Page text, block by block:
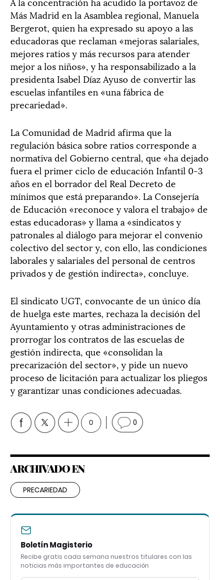
Más Madrid en la Asamblea regional, Manuela
Bergerot, quien ha expresado su apoyo a las
educadoras que reclaman «mejoras salariales,
mejores ratios y más recursos para atender
mejor a los niños», y ha responsabilizado a la
presidenta Isabel Díaz Ayuso de convertir las
escuelas infantiles en «una fábrica de
precariedad».
La Comunidad de Madrid afirma que la
regulación básica sobre ratios corresponde a
normativa del Gobierno central, que «ha dejado
fuera el primer ciclo de educación Infantil 0-3
años en el borrador del Real Decreto de
mínimos que está preparando». La Consejería
de Educación «reconoce y valora el trabajo» de
estas educadoras» y llama a «sindicatos y
patronales al diálogo para mejorar el convenio
colectivo del sector y, con ello, las condiciones
laborales y salariales del personal de centros
privados y de gestión indirecta», concluye.
El sindicato UGT, convocante de un único día
de huelga este martes, rechaza la decisión del
Ayuntamiento y otras administraciones de
prorrogar los contratos de las escuelas de
gestión indirecta, que «consolidan la
precarización del sector», y pide un nuevo
proceso de licitación para actualizar los pliegos
y garantizar unas condiciones adecuadas.
0 0
ARCHIVADO EN
PRECARIEDAD
Boletín Magisterio
Recibe gratis cada semana nuestros titulares con las
noticias más importantes de educación